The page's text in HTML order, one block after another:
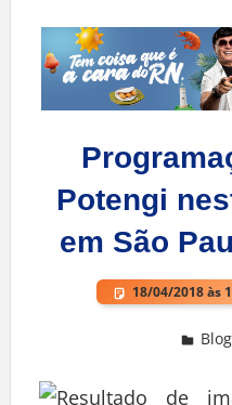
Potengi
em São
18/04/2018 às